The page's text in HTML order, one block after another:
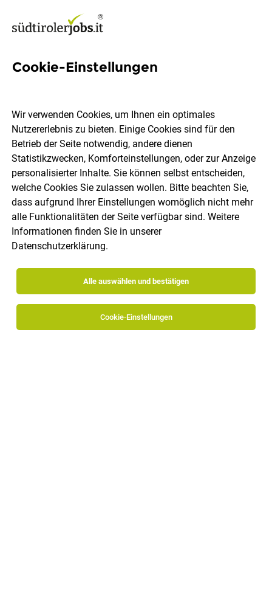
Mitarbeiter Marketing
Roner AG Brennereien
Tramin Vollzeit 08.08.2026
Cookie-Einstellungen
Wir verwenden Cookies, um Ihnen ein optimales
Nutzererlebnis zu bieten. Einige Cookies sind für den
Betrieb der Seite notwendig, andere dienen
Statistikzwecken, Komforteinstellungen, oder zur Anzeige
personalisierter Inhalte. Sie können selbst entscheiden,
welche Cookies Sie zulassen wollen. Bitte beachten Sie,
dass aufgrund Ihrer Einstellungen womöglich nicht mehr
alle Funktionalitäten der Seite verfügbar sind. Weitere
Informationen finden Sie in unserer
Datenschutzerklärung.
Alle auswählen und bestätigen
Cookie-Einstellungen